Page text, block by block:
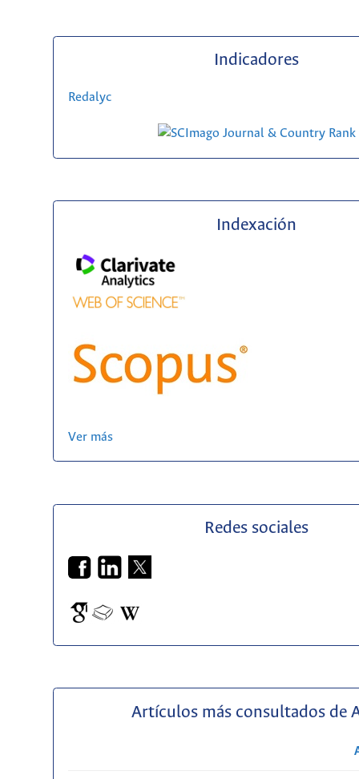
Indicadores
Redalyc
Indexación
Ver más
Redes sociales
Artículos más consultados de